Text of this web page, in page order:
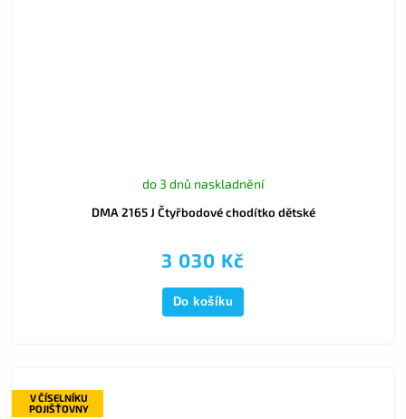
DMA 2165 J Čtyřbodové chodítko dětské
do 3 dnů naskladnění
3 030 Kč
Do košíku
V ČÍSELNÍKU
POJIŠŤOVNY